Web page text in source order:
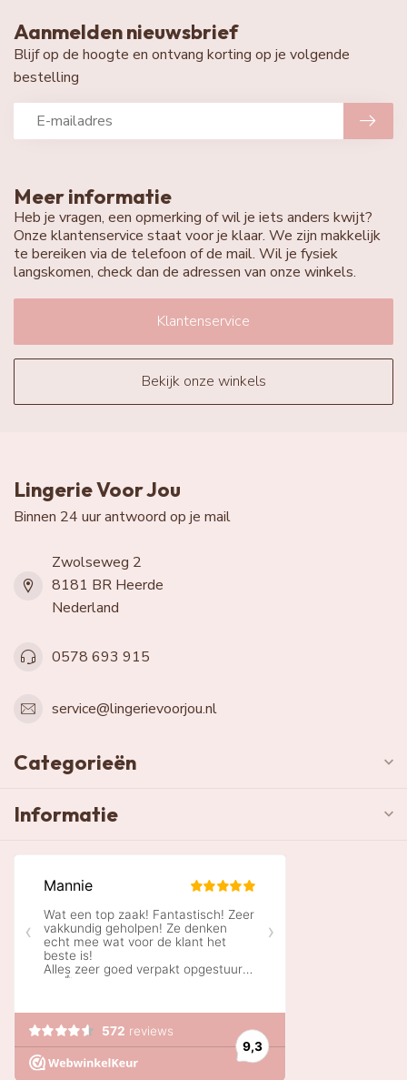
Meer informatie
Heb je vragen, een opmerking of wil je iets anders kwijt?
Onze klantenservice staat voor je klaar. We zijn makkelijk
te bereiken via de telefoon of de mail. Wil je fysiek
langskomen, check dan de adressen van onze winkels.
Klantenservice
Bekijk onze winkels
Aanmelden nieuwsbrief
Blijf op de hoogte en ontvang korting op je volgende
bestelling
Lingerie Voor Jou
Binnen 24 uur antwoord op je mail
Zwolseweg 2
8181 BR Heerde
Nederland
0578 693 915
service@lingerievoorjou.nl
Categorieën
Informatie